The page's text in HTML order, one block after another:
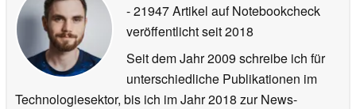
- 21947 Artikel auf Notebookcheck
veröffentlichtseit 2018
Seit dem Jahr 2009 schreibe ich für
unterschiedliche Publikationen im
Technologiesektor, bis ich im Jahr 2018 zur News-